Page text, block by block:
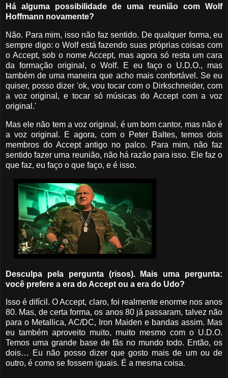
Há alguma possibilidade de uma reunião com Wolf
Hoffmann novamente?
Não. Para mim, isso não faz sentido. De qualquer forma, eu
sempre digo: o Wolf está fazendo suas próprias coisas com
o Accept, sob o nome Accept, mas agora só resta um cara
da formação original, o Wolf. E eu faço o U.D.O., mas
também de uma maneira que acho mais confortável. Se eu
quiser, posso dizer 'ok, vou tocar com o Dirkschneider, com
a voz original, e tocar só músicas do Accept com a voz
original.'
Mas ele não tem a voz original, é um bom cantor, mas não é
a voz original. E agora, com o Peter Baltes, temos dois
membros do Accept antigo no palco. Para mim, não faz
sentido fazer uma reunião, não há razão para isso. Ele faz o
que faz, eu faço o que faço, e é isso.
Desculpa pela pergunta (risos). Mais uma pergunta:
você prefere a era do Accept ou a era do Udo?
Isso é difícil. O Accept, claro, foi realmente enorme nos anos
80. Mas, de certa forma, os anos 80 já passaram, talvez não
para o Metallica, AC/DC, Iron Maiden e bandas assim. Mas
eu também aproveito muito, muito mesmo com o U.D.O.
Temos uma grande base de fãs no mundo todo. Então, os
dois… Eu não posso dizer que gosto mais de um ou de
outro, é como se fossem iguais. É a mesma coisa.